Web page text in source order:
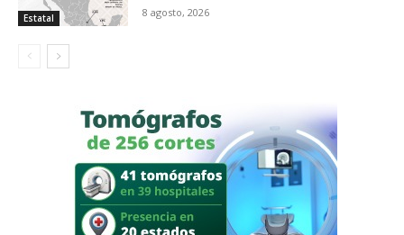
Estatal 8 agosto, 2026